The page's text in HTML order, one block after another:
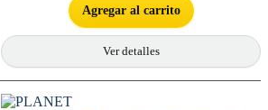
Agregar al carrito
Ver detalles